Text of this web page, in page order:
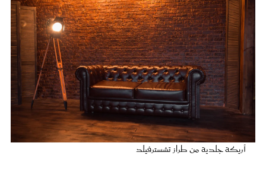
أريكة جلدية من طراز تشسترفيلد
فيديو
مطبخ سيدتي
مقالات الرأي
ستايل
تقارير
عروس سيدتي